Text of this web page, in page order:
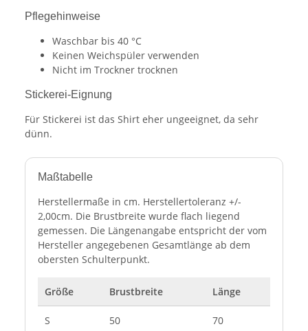
Pflegehinweise
Waschbar bis 40 °C
Keinen Weichspüler verwenden
Nicht im Trockner trocknen
Stickerei-Eignung
Für Stickerei ist das Shirt eher ungeeignet, da sehr
dünn.
Maßtabelle
Herstellermaße in cm. Herstellertoleranz +/-
2,00cm. Die Brustbreite wurde flach liegend
gemessen. Die Längenangabe entspricht der vom
Hersteller angegebenen Gesamtlänge ab dem
obersten Schulterpunkt.
Größe Brustbreite Länge
S 50 70